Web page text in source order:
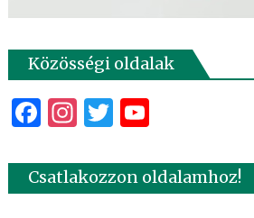
Közösségi oldalak
Facebook
Instagram
Twitter
YouTube
Csatlakozzon oldalamhoz!